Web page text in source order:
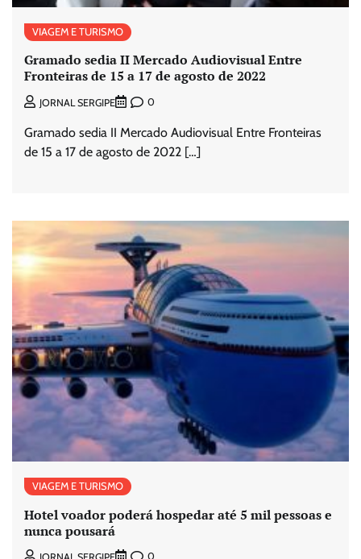
VIAGEM E TURISMO
Gramado sedia II Mercado Audiovisual Entre
Fronteiras de 15 a 17 de agosto de 2022
JORNAL SERGIPE 0
Gramado sedia II Mercado Audiovisual Entre Fronteiras
de 15 a 17 de agosto de 2022 […]
VIAGEM E TURISMO
Hotel voador poderá hospedar até 5 mil pessoas e
nunca pousará
0